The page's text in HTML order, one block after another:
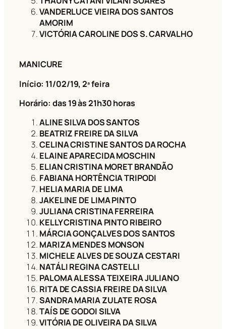
VANDERLUCE VIEIRA DOS SANTOS
AMORIM
VICTÓRIA CAROLINE DOS S. CARVALHO
MANICURE
Início: 11/02/19, 2ª feira
Horário: das 19 às 21h30 horas
ALINE SILVA DOS SANTOS
BEATRIZ FREIRE DA SILVA
CELINA CRISTINE SANTOS DA ROCHA
ELAINE APARECIDA MOSCHIN
ELIAN CRISTINA MORET BRANDÃO
FABIANA HORTÊNCIA TRIPODI
HELIA MARIA DE LIMA
JAKELINE DE LIMA PINTO
JULIANA CRISTINA FERREIRA
KELLY CRISTINA PINTO RIBEIRO
MÁRCIA GONÇALVES DOS SANTOS
MARIZA MENDES MONSON
MICHELE ALVES DE SOUZA CESTARI
NATÁLI REGINA CASTELLI
PALOMA ALESSA TEIXEIRA JULIANO
RITA DE CASSIA FREIRE DA SILVA
SANDRA MARIA ZULATE ROSA
TAÍS DE GODOI SILVA
VITÓRIA DE OLIVEIRA DA SILVA